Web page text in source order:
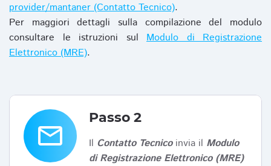
provider/mantaner (Contatto Tecnico).
Per maggiori dettagli sulla compilazione del modulo
consultare le istruzioni sul Modulo di Registrazione
Elettronico (MRE).
email
Passo 2
Il Contatto Tecnicoinvia il Modulo
di Registrazione Elettronico (MRE)